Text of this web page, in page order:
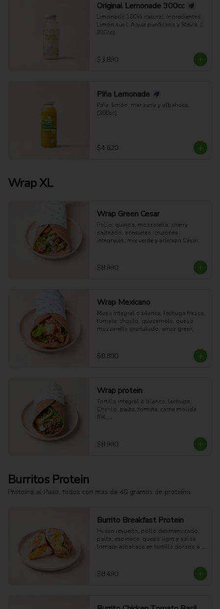
Original Lemonade 300cc
Limonada 100% natural. Ingredientes:
Limón sutil, Agua purificada y Stevia. (
300cc)
$3.890
Piña Lemonade
Piña, limón, manzana y albahaca.
(300cc)
$4.620
Wrap XL
Wrap Green Cesar
Pollo, quinoa, mozzarella, cherry
salteado, aceitunas, crutones
integrales, mix verde y aderezo César.
$8.990
Wrap Mexicano
Masa integral o blanca, lechuga fresca,
tomate, choclo, guacamole, queso
mozzarella granulado, arroz green,
$8.890
Wrap protein
Tortilla integral o blanca, lechuga,
Choclo, palta, tomate, carne molida
6%,
$8.990
Burritos Protein
Proteína al Paso, todos con mas de 40 gramos de proteína.
Burrito Breakfast Protein
Huevo revuelto, pollo desmenuzado,
palta, espinaca, queso light y salsa
tomate-albahaca en tortilla dorada a
51g Proteina - 43g Carbohidratos -
$8.490